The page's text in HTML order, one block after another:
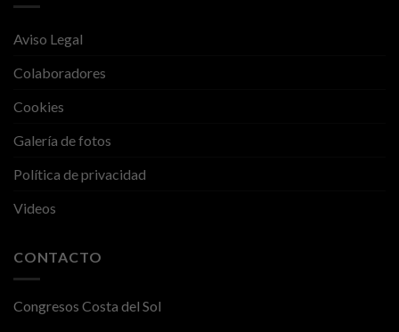
Aviso Legal
Colaboradores
Cookies
Galería de fotos
Política de privacidad
Videos
CONTACTO
Congresos Costa del Sol